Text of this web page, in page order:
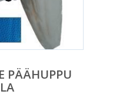
PÄÄHUPPU